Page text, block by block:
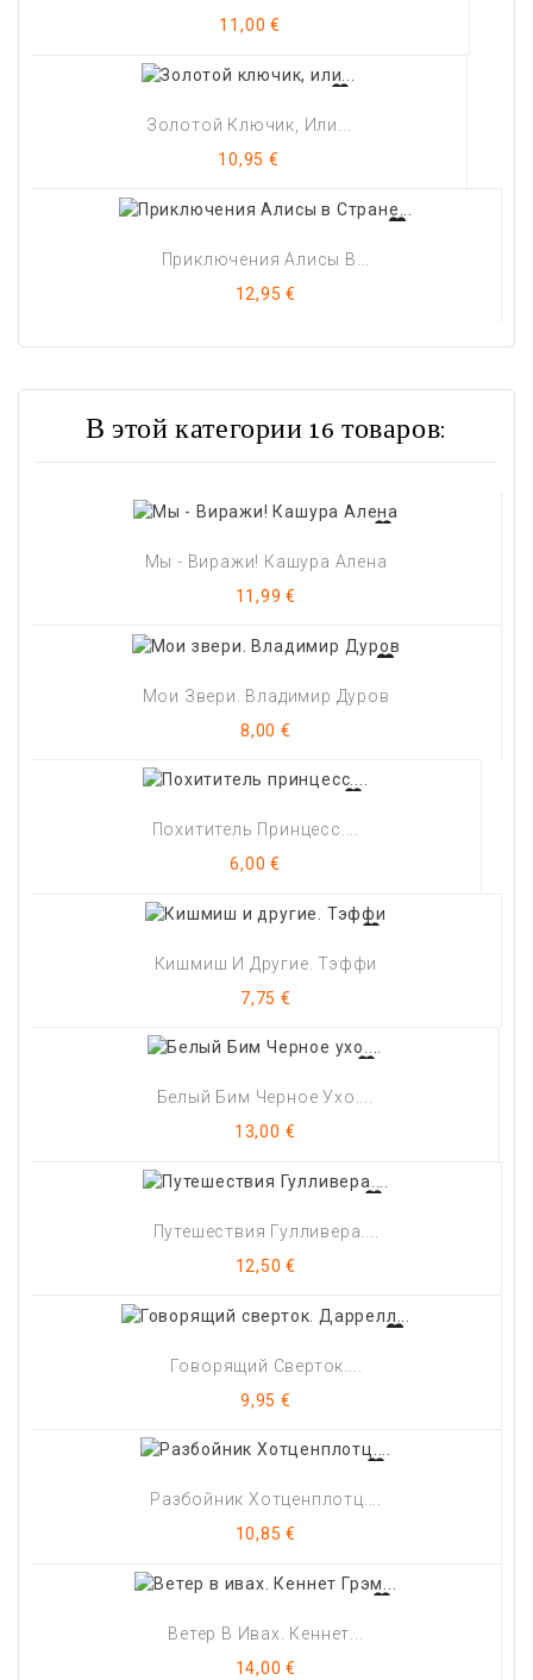
Цена
11,00 €
Золотой Ключик, Или...
Цена
10,95 €
Приключения Алисы В...
Цена
12,95 €
В этой категории 16 товаров:
Мы - Виражи! Кашура Алена
Цена
11,99 €
Мои Звери. Владимир Дуров
Цена
8,00 €
Похититель Принцесс....
Цена
6,00 €
Кишмиш И Другие. Тэффи
Цена
7,75 €
Белый Бим Черное Ухо....
Цена
13,00 €
Путешествия Гулливера....
Цена
12,50 €
Говорящий Сверток....
Цена
9,95 €
Разбойник Хотценплотц....
Цена
10,85 €
Ветер В Ивах. Кеннет...
Цена
14,00 €